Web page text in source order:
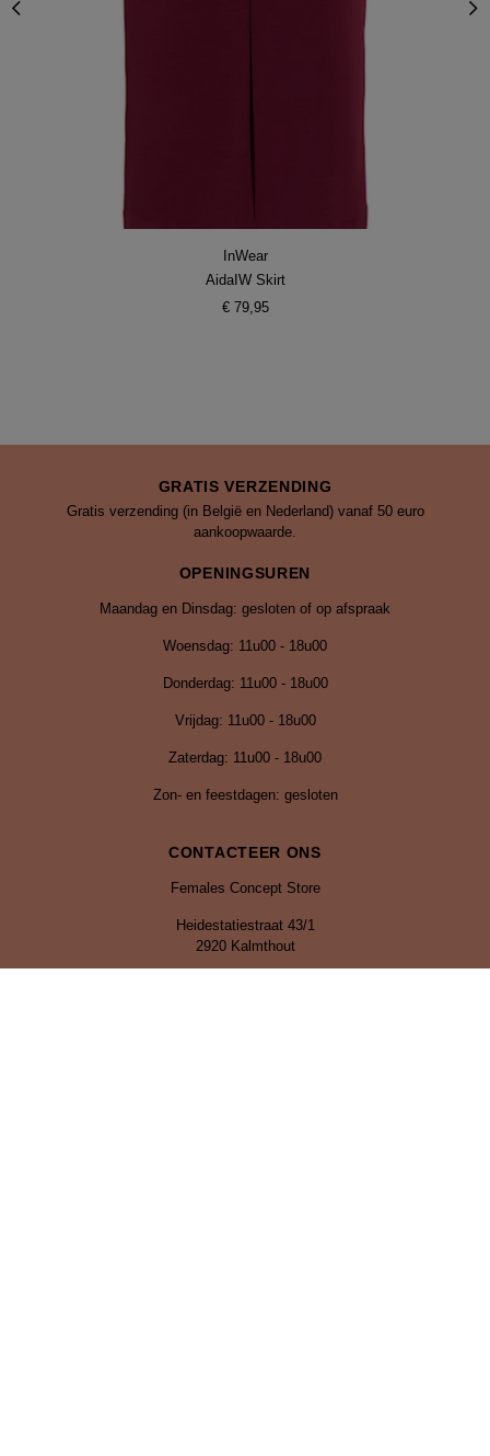
InWear
AidaIW Skirt
€ 79,95
GRATIS VERZENDING
Gratis verzending (in België en Nederland) vanaf 50 euro
aankoopwaarde.
OPENINGSUREN
Maandag en Dinsdag: gesloten of op afspraak
Woensdag: 11u00 - 18u00
Donderdag: 11u00 - 18u00
Vrijdag: 11u00 - 18u00
Zaterdag: 11u00 - 18u00
Zon- en feestdagen: gesloten
CONTACTEER ONS
Females Concept Store
Heidestatiestraat 43/1
2920 Kalmthout